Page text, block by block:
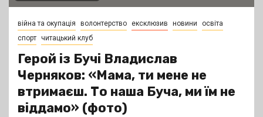
війна та окупація волонтерство ексклюзив новини
освіта
спорт читацький клуб
Герой із Бучі Владислав
Черняков: «Мама, ти мене не
втримаєш. То наша Буча, ми їм не
віддамо» (фото)